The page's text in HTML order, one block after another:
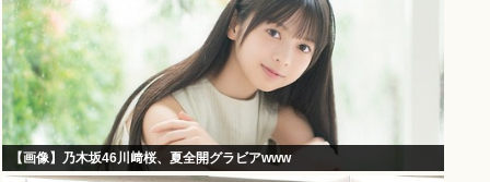
【画像】乃木坂46川﨑桜、夏全開グラビアwww